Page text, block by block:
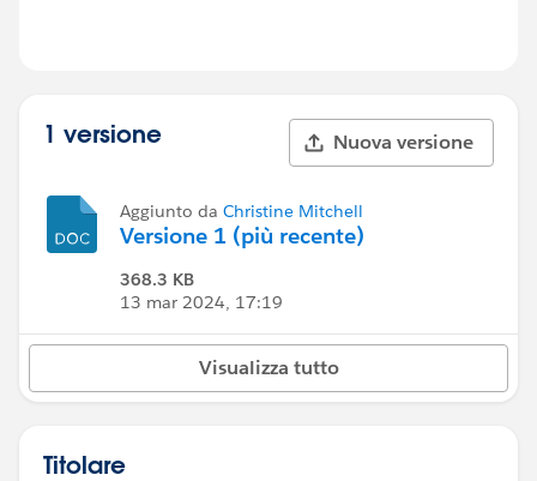
1 versione Nuova versione
Aggiunto da Christine Mitchell
Versione 1 (più recente)
368.3 KB
13 mar 2024, 17:19
Visualizza tutto
Titolare